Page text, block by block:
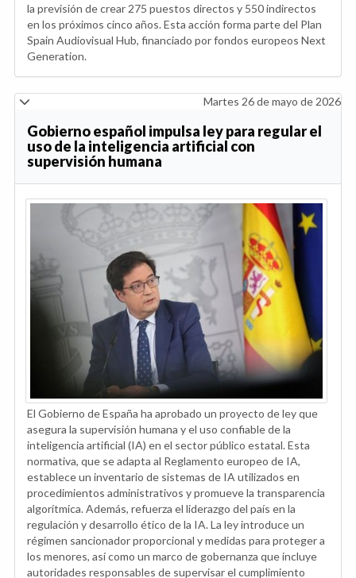
la previsión de crear 275 puestos directos y 550 indirectos
en los próximos cinco años. Esta acción forma parte del Plan
Spain Audiovisual Hub, financiado por fondos europeos Next
Generation.
Martes 26 de mayo de 2026
Gobierno español impulsa ley para regular el
uso de la inteligencia artificial con
supervisión humana
El Gobierno de España ha aprobado un proyecto de ley que
asegura la supervisión humana y el uso confiable de la
inteligencia artificial (IA) en el sector público estatal. Esta
normativa, que se adapta al Reglamento europeo de IA,
establece un inventario de sistemas de IA utilizados en
procedimientos administrativos y promueve la transparencia
algorítmica. Además, refuerza el liderazgo del país en la
regulación y desarrollo ético de la IA. La ley introduce un
régimen sancionador proporcional y medidas para proteger a
los menores, así como un marco de gobernanza que incluye
autoridades responsables de supervisar el cumplimiento